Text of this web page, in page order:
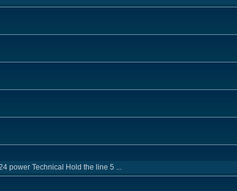
power Technical Hold the line 5 ...